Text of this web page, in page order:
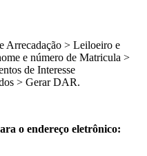
Arrecadação > Leiloeiro e
e número de Matricula >
de Interesse
> Gerar DAR.
o endereço eletrônico: